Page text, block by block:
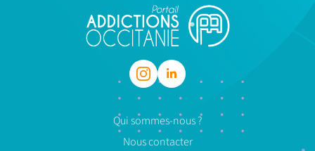
Qui sommes-nous ?
Nous contacter